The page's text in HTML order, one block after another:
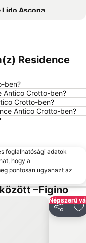
Lido Ascona
Residence
ben?
Antico Crotto-ben?
Crotto-ben?
Antico Crotto-ben?
foglalhatósági adatok
hogy a
pontosan ugyanazt az
–Figino
Népszerű